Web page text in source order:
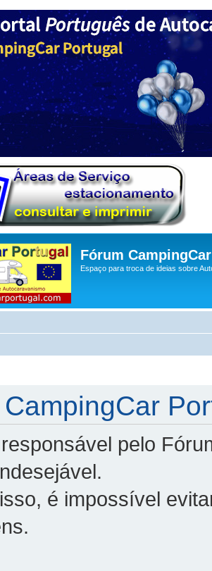
Fórum
Espaço para troca de ideias sobre
pelo
é impossível